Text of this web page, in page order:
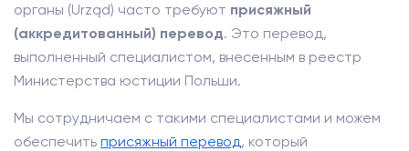
органы (Urząd) часто требуют присяжный
(аккредитованный) перевод. Это перевод,
выполненный специалистом, внесенным в реестр
Министерства юстиции Польши.
Мы сотрудничаем с такими специалистами и можем
обеспечить присяжный перевод, который